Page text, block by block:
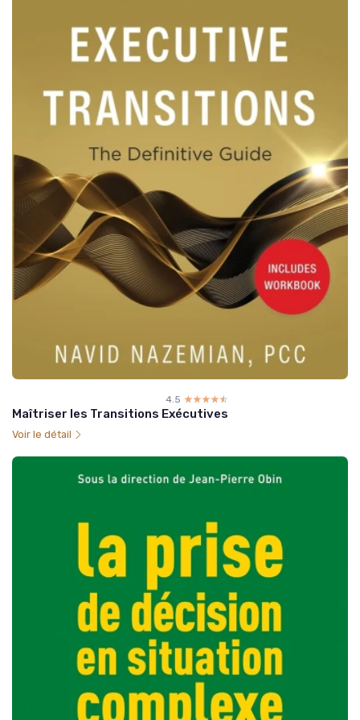
4.5 ☆☆☆☆☆
★★★★★
Maîtriser les Transitions Exécutives
Voir le détail